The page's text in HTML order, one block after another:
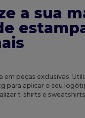
a sua
em peças exclusivas.
para aplicar o seu
t-shirts e